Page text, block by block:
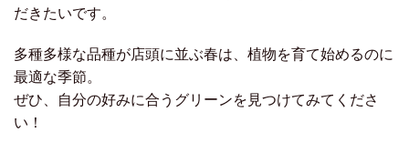
だきたいです。
多種多様な品種が店頭に並ぶ春は、植物を育て始めるのに
最適な季節。
ぜひ、自分の好みに合うグリーンを見つけてみてくださ
い！